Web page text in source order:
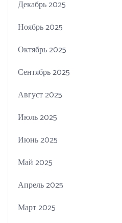
Декабрь 2025
Ноябрь 2025
Октябрь 2025
Сентябрь 2025
Август 2025
Июль 2025
Июнь 2025
Май 2025
Апрель 2025
Март 2025